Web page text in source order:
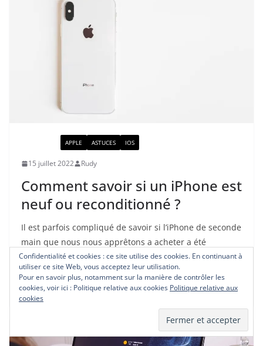
APPLE ASTUCES IOS
15 juillet 2022 Rudy
Comment savoir si un iPhone est
neuf ou reconditionné ?
Il est parfois compliqué de savoir si l’iPhone de seconde
main que nous nous apprêtons a acheter a été
simplement
Read More
Confidentialité et cookies : ce site utilise des cookies. En continuant à
utiliser ce site Web, vous acceptez leur utilisation.
Pour en savoir plus, notamment sur la manière de contrôler les
cookies, voir ici : Politique relative aux cookies Politique relative aux
cookies